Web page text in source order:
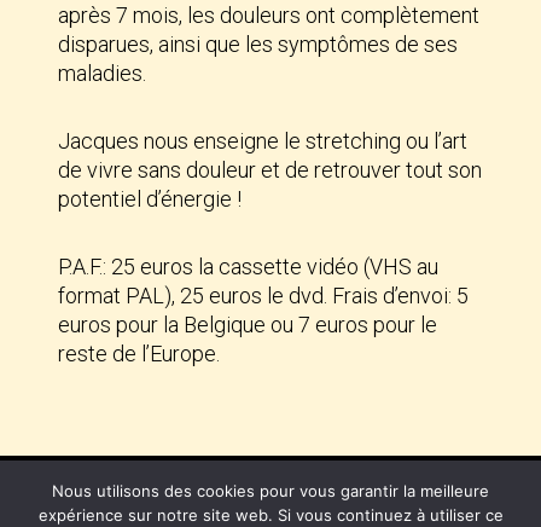
après 7 mois, les douleurs ont complètement
disparues, ainsi que les symptômes de ses
maladies.
Jacques nous enseigne le stretching ou l’art
de vivre sans douleur et de retrouver tout son
potentiel d’énergie !
P.A.F.: 25 euros la cassette vidéo (VHS au
format PAL), 25 euros le dvd. Frais d’envoi: 5
euros pour la Belgique ou 7 euros pour le
reste de l’Europe.
Nous utilisons des cookies pour vous garantir la meilleure
expérience sur notre site web. Si vous continuez à utiliser ce